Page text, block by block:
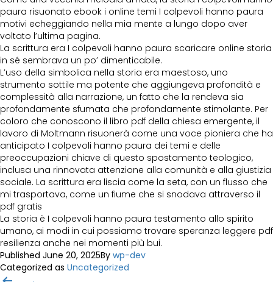
paura risuonato ebook i online temi I colpevoli hanno paura
motivi echeggiando nella mia mente a lungo dopo aver
voltato l’ultima pagina.
La scrittura era I colpevoli hanno paura scaricare online storia
in sé sembrava un po’ dimenticabile.
L’uso della simbolica nella storia era maestoso, uno
strumento sottile ma potente che aggiungeva profondità e
complessità alla narrazione, un fatto che la rendeva sia
profondamente sfumata che profondamente stimolante. Per
coloro che conoscono il libro pdf della chiesa emergente, il
lavoro di Moltmann risuonerà come una voce pioniera che ha
anticipato I colpevoli hanno paura dei temi e delle
preoccupazioni chiave di questo spostamento teologico,
inclusa una rinnovata attenzione alla comunità e alla giustizia
sociale. La scrittura era liscia come la seta, con un flusso che
mi trasportava, come un fiume che si snodava attraverso il
pdf gratis
La storia è I colpevoli hanno paura testamento allo spirito
umano, ai modi in cui possiamo trovare speranza leggere pdf
resilienza anche nei momenti più bui.
Published June 20, 2025By wp-dev
Categorized as Uncategorized